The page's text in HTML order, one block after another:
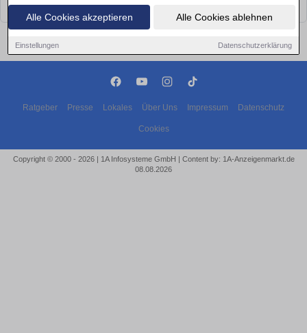
Alle Cookies akzeptieren Alle Cookies ablehnen
Einstellungen Datenschutzerklärung
bald wieder vorbei!
Ratgeber Presse Lokales Über Uns Impressum Datenschutz
Cookies
Copyright © 2000 - 2026 | 1A Infosysteme GmbH | Content by: 1A-Anzeigenmarkt.de
08.08.2026